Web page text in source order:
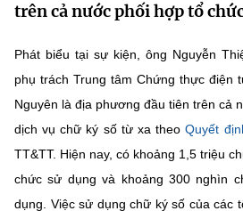
Sở hữu trí tuệ
Năng lượng nguyên tử
Tin tổng hợp
THỐNG KÊ
Khoa học và Công nghệ
Đổi mới sáng tạo
Chuyển đổi số
Multimedia
THƯ ĐIỆN TỬ
Khác
Videos
trên cả nước phối hợp tổ
Phát biểu tại sự kiện, ông Nguyễn
phụ trách Trung tâm Chứng thực điện
Nguyên là địa phương đầu tiên trên cả
dịch vụ chữ ký số từ xa theoQuyết
TT&TT. Hiện nay, có khoảng 1,5 triệu
chức sử dụng và khoảng 300 nghìn
dụng. Việc sử dụng chữ ký số của các